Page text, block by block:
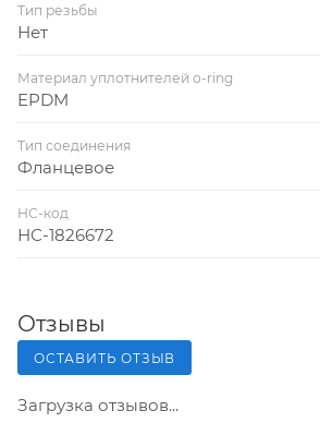
Тип резьбы
Нет
Материал уплотнителей o-ring
EPDM
Тип соединения
Фланцевое
НС-код
НС-1826672
Отзывы
ОСТАВИТЬ ОТЗЫВ
Загрузка отзывов...